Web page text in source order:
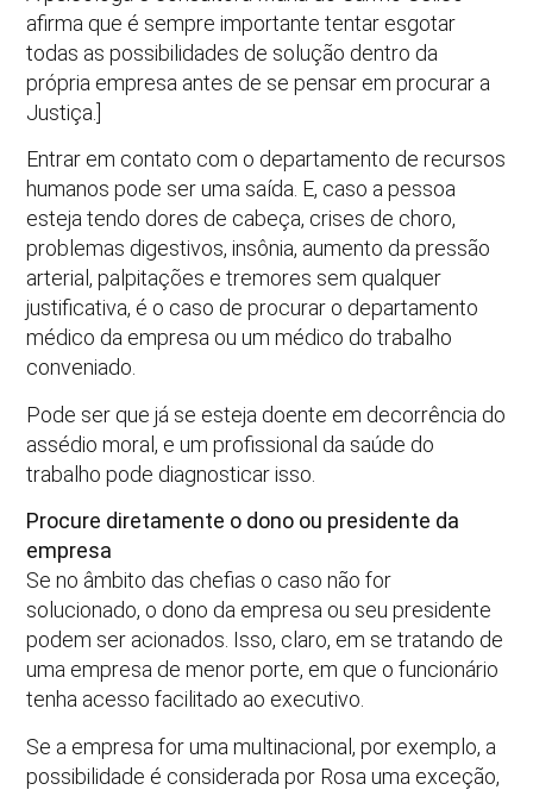
afirma que é sempre importante tentar esgotar
todas as possibilidades de solução dentro da
própria empresa antes de se pensar em procurar a
Justiça.]
Entrar em contato com o departamento de recursos
humanos pode ser uma saída. E, caso a pessoa
esteja tendo dores de cabeça, crises de choro,
problemas digestivos, insônia, aumento da pressão
arterial, palpitações e tremores sem qualquer
justificativa, é o caso de procurar o departamento
médico da empresa ou um médico do trabalho
conveniado.
Pode ser que já se esteja doente em decorrência do
assédio moral, e um profissional da saúde do
trabalho pode diagnosticar isso.
Procure diretamente o dono ou presidente da
empresa
Se no âmbito das chefias o caso não for
solucionado, o dono da empresa ou seu presidente
podem ser acionados. Isso, claro, em se tratando de
uma empresa de menor porte, em que o funcionário
tenha acesso facilitado ao executivo.
Se a empresa for uma multinacional, por exemplo, a
possibilidade é considerada por Rosa uma exceção,